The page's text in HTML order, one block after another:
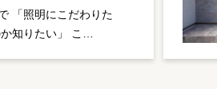
「照明にこだわりた
知りたい」 こ…